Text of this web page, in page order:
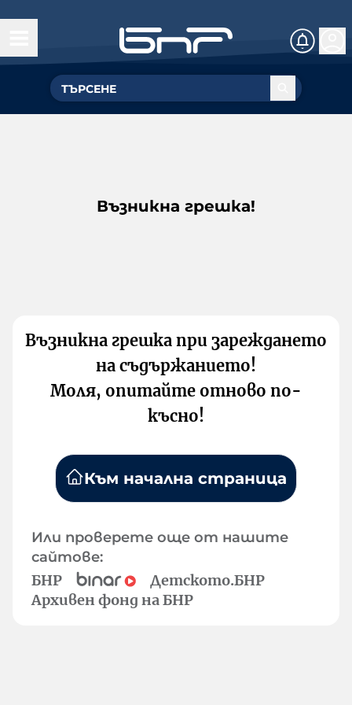
Възникна грешка!
Възникна грешка при зареждането
на съдържанието!
Моля, опитайте отново по-
късно!
Към начална страница
Или проверете още от нашите
сайтове:
БНР
Детското.БНР
Архивен фонд на БНР